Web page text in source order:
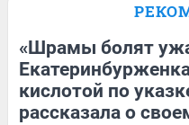
«Шрамы болят
кислотой по
рассказала о